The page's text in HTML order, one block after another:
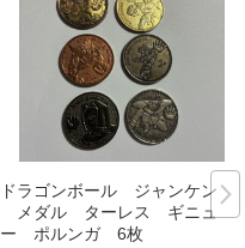
ドラゴンボール ジャンケン
メダル ターレス ギニュ
ー ポルンガ 6枚